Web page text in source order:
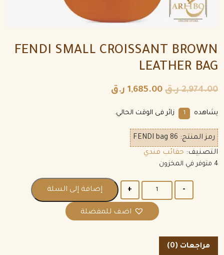
FENDI SMALL CROISSANT BROWN
LEATHER BAG
2,974.00 ر.ق 1,685.00 ر.ق
يشاهده 1 زائر فى الوقت الحالي.
رمز المنتج: FENDI bag 86
التصنيف: حقائب فندي
4 متوفر في المخزون
إضافة إلى السلة
اضف للمفضلة
مراجعات (0)